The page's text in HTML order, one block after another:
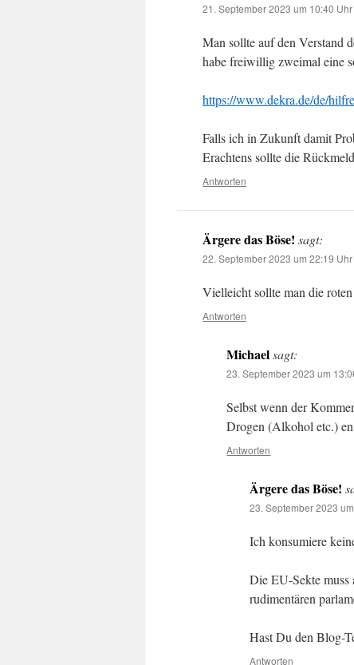
21. September 2023 um 10:40 Uhr
Man sollte auf den Verstand
habe freiwillig zweimal eine
https://www.dekra.de/de/
Falls ich in Zukunft damit
Erachtens sollte die
Antworten
Ärgere das Böse! sagt:
22. September 2023 um 22:19 Uhr
Vielleicht sollte man die
Antworten
Michael sagt:
23. September 2023 um
Selbst wenn der
Drogen (Alkohol etc.)
Antworten
Ärgere das Böse!
23. September 2023
Ich konsumiere
Die EU-Sekte muss
rudimentären
Hast Du den Blog-
Antworten